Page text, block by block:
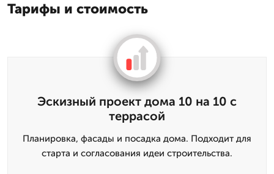
Тарифы и стоимость
Эскизный проект дома 10 на 10 с
террасой
Планировка, фасады и посадка дома. Подходит для
старта и согласования идеи строительства.